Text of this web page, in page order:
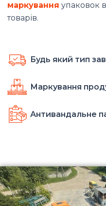
маркування упаковок
товарів.
Будь який тип
Маркування
Антивандальне